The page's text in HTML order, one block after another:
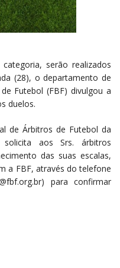
serão realizados
(28), o departamento de
Futebol (FBF) divulgou a
duelos.
de Árbitros de Futebol da
solicita aos Srs. árbitros
das suas escalas,
a FBF, através do telefone
para confirmar